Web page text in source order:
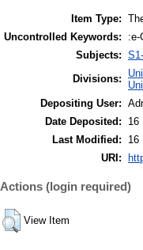
Item Type:
Uncontrolled Keywords:
:e-
Subjects:
Divisions:
Depositing User:
Date Deposited:
16
Last Modified:
16
URI:
Actions (login required)
View Item